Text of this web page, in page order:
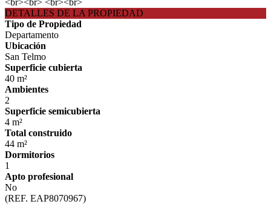
<br><br> <br><br>
DETALLES DE LA PROPIEDAD
Tipo de Propiedad
Departamento
Ubicación
San Telmo
Superficie cubierta
40 m²
Ambientes
2
Superficie semicubierta
4 m²
Total construido
44 m²
Dormitorios
1
Apto profesional
No
(REF. EAP8070967)